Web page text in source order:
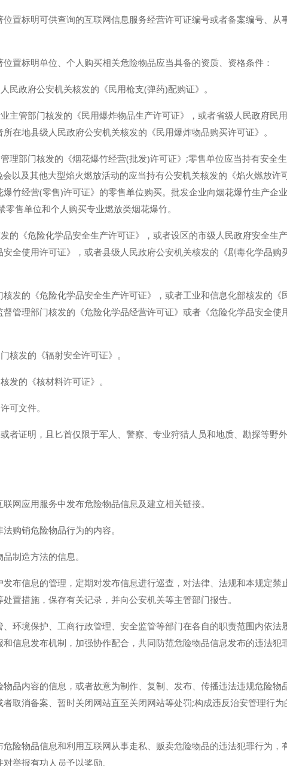
置标明可供查询的互联网信息服务经营许可证编号或者备案编号、从
置标明单位、个人购买相关危险物品应当具备的资质、资格条件：
政府公安机关核发的《民用枪支(弹药)配购证》。
主管部门核发的《民用爆炸物品生产许可证》，或者省级人民政府民
在地县级人民政府公安机关核发的《民用爆炸物品购买许可证》。
理部门核发的《烟花爆竹经营(批发)许可证》;零售单位应当持有安全
以及其他大型焰火燃放活动的应当持有公安机关核发的《焰火燃放许
竹经营(零售)许可证》的零售单位购买。批发企业向烟花爆竹生产企
售单位和个人购买专业燃放类烟花爆竹。
的《危险化学品安全生产许可证》，或者设区的市级人民政府安全生
全使用许可证》，或者县级人民政府公安机关核发的《剧毒化学品购
发的《危险化学品安全生产许可证》，或者工业和信息化部核发的《
管理部门核发的《危险化学品经营许可证》或者《危险化学品安全使
核发的《辐射安全许可证》。
发的《核材料许可证》。
可文件。
者证明，且匕首仅限于军人、警察、专业狩猎人员和地质、勘探等野
应用服务中发布危险物品信息及建立相关链接。
购销危险物品行为的内容。
制造方法的信息。
布信息的管理，定期对发布信息进行巡查，对法律、法规和本规定禁
置措施，保存有关记录，并向公安机关等主管部门报告。
环境保护、工商行政管理、安全监管等部门在各自的职责范围内依法
信息发布机制，加强协作配合，共同防范危险物品信息发布的违法犯
品内容的信息，或者故意为制作、复制、发布、传播违法违规危险物
取消备案、暂时关闭网站直至关闭网站等处罚;构成违反治安管理行为
险物品信息和利用互联网从事走私、贩卖危险物品的违法犯罪行为，
举报有功人员予以奖励。